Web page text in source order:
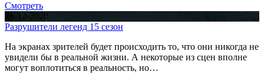
Смотреть
28-12-2020
Разрушители легенд 15 сезон
На экранах зрителей будет происходить то, что они никогда не
увидели бы в реальной жизни. А некоторые из сцен вполне
могут воплотиться в реальность, но…